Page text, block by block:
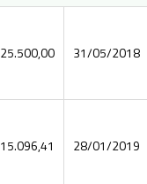
25.500,00 31/05/2018
15.096,41 28/01/2019